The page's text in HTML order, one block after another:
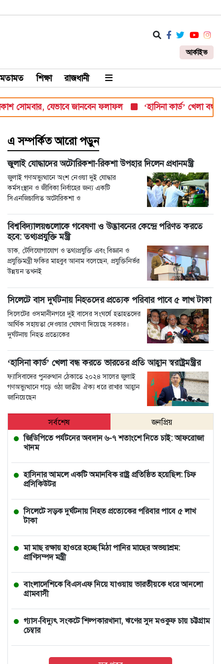
আর্কাইভ
মতামত শিক্ষা রাজধানী
যেভাবে জানবেন ফলাফল ‘হাসিনা কার্ড’ খেলা বন্ধ করতে
এ সম্পর্কিত আরো পড়ুন
জুলাই যোদ্ধাদের অটোরিকশা-রিকশা উপহার দিলেন প্রধানমন্ত্রী
জুলাই গণঅভ্যুত্থানে অংশ নেওয়া দুই যোদ্ধার
কর্মসংস্থান ও জীবিকা নির্বাহের জন্য একটি
সিএনজিচালিত অটোরিকশা ও
বিশ্ববিদ্যালয়গুলোকে গবেষণা ও উদ্ভাবনের কেন্দ্রে পরিণত করতে
হবে: তথ্যপ্রযুক্তি মন্ত্রী
ডাক, টেলিযোগাযোগ ও তথ্যপ্রযুক্তি এবং বিজ্ঞান ও
প্রযুক্তিমন্ত্রী ফকির মাহবুব আনাম বলেছেন, প্রযুক্তিনির্ভর
উন্নয়ন তখনই
সিলেটে বাস দুর্ঘটনায় নিহতদের প্রত্যেক পরিবার পাবে ৫ লাখ টাকা
সিলেটের ওসমানীনগরে দুই বাসের সংঘর্ষে হতাহতদের
আর্থিক সহায়তা দেওয়ার ঘোষণা দিয়েছে সরকার।
দুর্ঘটনায় নিহত প্রত্যেকের
‘হাসিনা কার্ড’ খেলা বন্ধ করতে ভারতের প্রতি আহ্বান স্বরাষ্ট্রমন্ত্রীর
ফ্যাসিবাদের পুনরুত্থান ঠেকাতে ২০২৪ সালের জুলাই
গণঅভ্যুত্থানে গড়ে ওঠা জাতীয় ঐক্য ধরে রাখার আহ্বান
জানিয়েছেন
সর্বশেষ
জনপ্রিয়
জিডিপিতে পর্যটনের অবদান ৬-৭ শতাংশে নিতে চাই: আফরোজা
খানম
হাসিনার আমলে একটি অমানবিক রাষ্ট্র প্রতিষ্ঠিত হয়েছিল: চিফ
প্রসিকিউটর
সিলেটে সড়ক দুর্ঘটনায় নিহত প্রত্যেকের পরিবার পাবে ৫ লাখ
টাকা
মা মাছ রক্ষায় হাওরে হচ্ছে মিঠা পানির মাছের অভয়াশ্রম:
প্রাণিসম্পদ মন্ত্রী
বাংলাদেশিকে বিএসএফ নিয়ে যাওয়ায় ভারতীয়কে ধরে আনলো
গ্রামবাসী
গ্যাস-বিদ্যুৎ সংকটে শিল্পকারখানা, ঋণের সুদ মওকুফ চায় চট্টগ্রাম
চেম্বার
ঢাকা মেট্রোর সঙ্গে নতুন পার্টনারশিপে শক্তিশালীভাবে ফিরছে